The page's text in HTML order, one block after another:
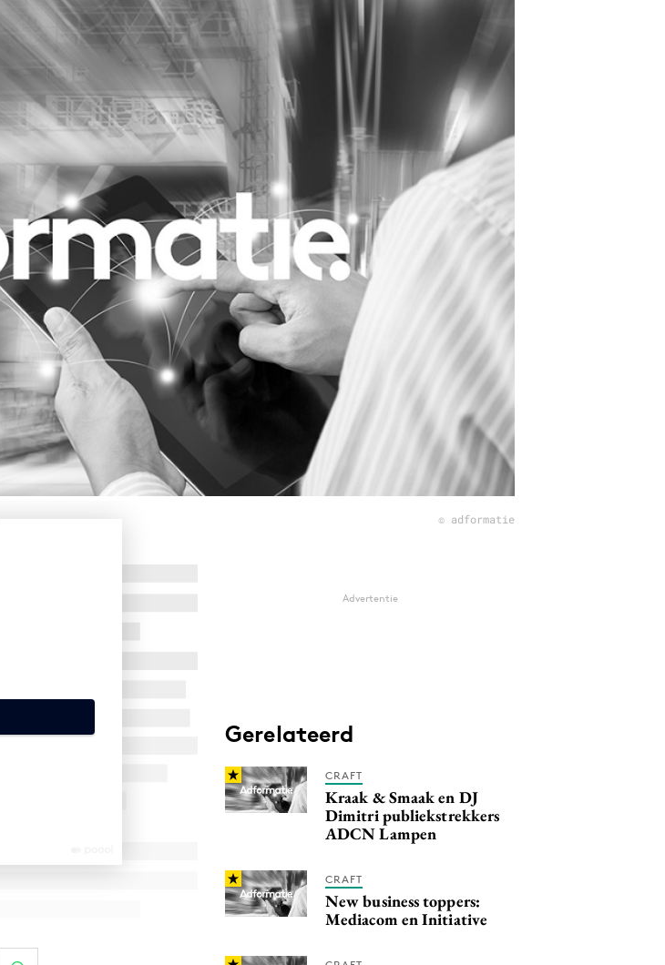
Purpose Marketing
Reputatie & crisis
© adformatie
Advertentie
Gerelateerd
CRAFT
Kraak & Smaak en DJ
Dimitri publiekstrekkers
ADCN Lampen
CRAFT
New business toppers:
Mediacom en Initiative